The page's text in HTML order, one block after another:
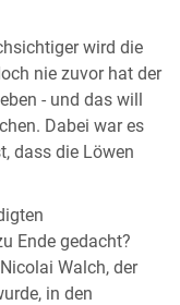
wird die
nie zuvor hat der
- und das will
Dabei war es
dass die Löwen
Ende gedacht?
Walch, der
in den